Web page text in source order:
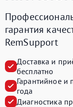
гарантия
RemSupport
Доставка и
бесплатно
Гарантийное и
года
Диагностика